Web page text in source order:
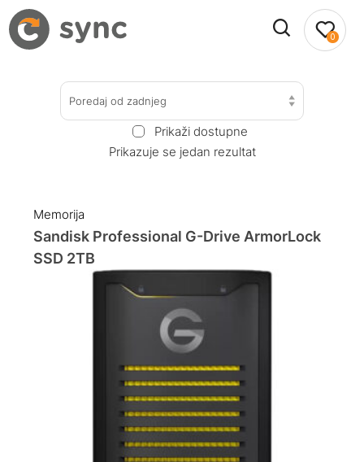
0
Poredaj od zadnjeg
Prikaži dostupne
Prikazuje se jedan rezultat
Memorija
Sandisk Professional G-Drive ArmorLock
SSD 2TB